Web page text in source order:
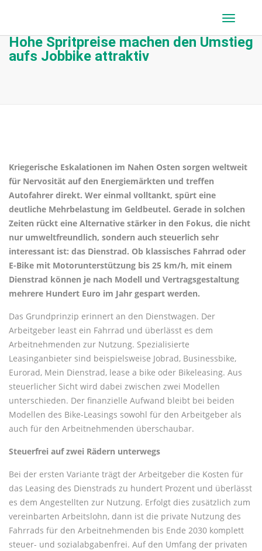
Hohe Spritpreise machen den Umstieg
aufs Jobbike attraktiv
Kriegerische Eskalationen im Nahen Osten sorgen weltweit
für Nervosität auf den Energiemärkten und treffen
Autofahrer direkt. Wer einmal volltankt, spürt eine
deutliche Mehrbelastung im Geldbeutel. Gerade in solchen
Zeiten rückt eine Alternative stärker in den Fokus, die nicht
nur umweltfreundlich, sondern auch steuerlich sehr
interessant ist: das Dienstrad. Ob klassisches Fahrrad oder
E-Bike mit Motorunterstützung bis 25 km/h, mit einem
Dienstrad können je nach Modell und Vertragsgestaltung
mehrere Hundert Euro im Jahr gespart werden.
Das Grundprinzip erinnert an den Dienstwagen. Der
Arbeitgeber least ein Fahrrad und überlässt es dem
Arbeitnehmenden zur Nutzung. Spezialisierte
Leasinganbieter sind beispielsweise Jobrad, Businessbike,
Eurorad, Mein Dienstrad, lease a bike oder Bikeleasing. Aus
steuerlicher Sicht wird dabei zwischen zwei Modellen
unterschieden. Der finanzielle Aufwand bleibt bei beiden
Modellen des Bike-Leasings sowohl für den Arbeitgeber als
auch für den Arbeitnehmenden überschaubar.
Steuerfrei auf zwei Rädern unterwegs
Bei der ersten Variante trägt der Arbeitgeber die Kosten für
das Leasing des Dienstrads zu hundert Prozent und überlässt
es dem Angestellten zur Nutzung. Erfolgt dies zusätzlich zum
vereinbarten Arbeitslohn, dann ist die private Nutzung des
Fahrrads für den Arbeitnehmenden bis Ende 2030 komplett
steuer- und sozialabgabenfrei. Auf den Umfang der privaten